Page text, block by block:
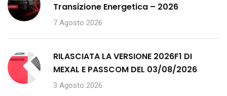
Transizione Energetica – 2026
7 Agosto 2026
RILASCIATA LA VERSIONE 2026F1 DI
MEXAL E PASSCOM DEL 03/08/2026
3 Agosto 2026